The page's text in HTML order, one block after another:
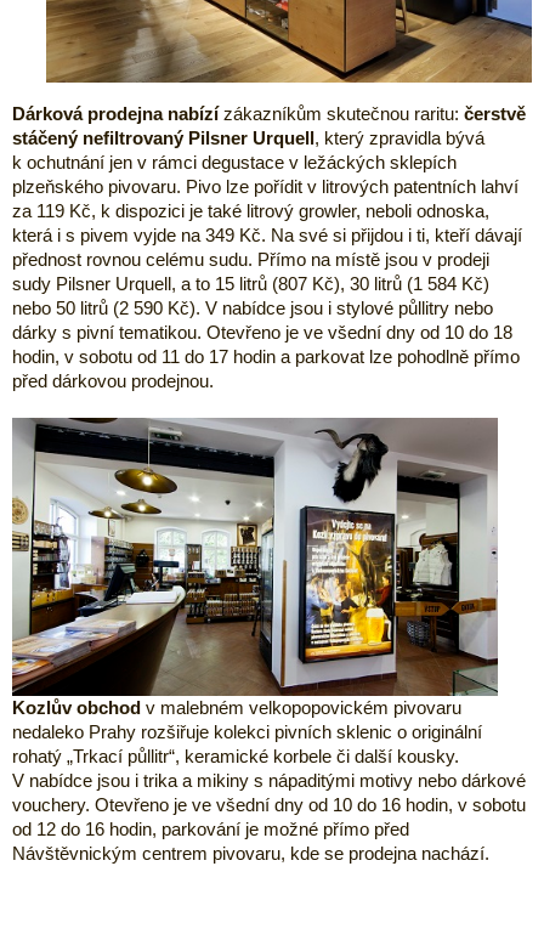
Dárková prodejna nabízí zákazníkům skutečnou raritu: čerstvě
stáčený nefiltrovaný Pilsner Urquell , který zpravidla bývá
k ochutnání jen v rámci degustace v ležáckých sklepích
plzeňského pivovaru. Pivo lze pořídit v litrových patentních lahví
za 119 Kč, k dispozici je také litrový growler, neboli odnoska,
která i s pivem vyjde na 349 Kč. Na své si přijdou i ti, kteří dávají
přednost rovnou celému sudu. Přímo na místě jsou v prodeji
sudy Pilsner Urquell, a to 15 litrů (807 Kč), 30 litrů (1 584 Kč)
nebo 50 litrů (2 590 Kč). V nabídce jsou i stylové půllitry nebo
dárky s pivní tematikou. Otevřeno je ve všední dny od 10 do 18
hodin, v sobotu od 11 do 17 hodin a parkovat lze pohodlně přímo
před dárkovou prodejnou.
Kozlův obchod v malebném velkopopovickém pivovaru
nedaleko Prahy rozšiřuje kolekci pivních sklenic o originální
rohatý „Trkací půllitr“, keramické korbele či další kousky.
V nabídce jsou i trika a mikiny s nápaditými motivy nebo dárkové
vouchery. Otevřeno je ve všední dny od 10 do 16 hodin, v sobotu
od 12 do 16 hodin, parkování je možné přímo před
Návštěvnickým centrem pivovaru, kde se prodejna nachází.